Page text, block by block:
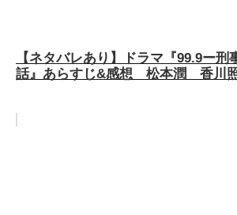
【ネタバレあり】ドラマ『99.9ー刑
話』あらすじ&感想 松本潤 香川